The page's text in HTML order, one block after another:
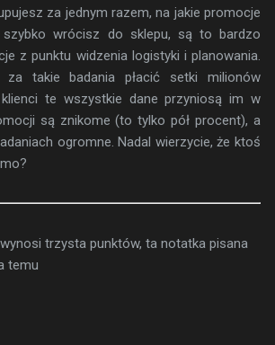
za jednym razem, na jakie promocje
szybko wrócisz do sklepu, są to bardzo
z punktu widzenia logistyki i planowania.
za takie badania płacić setki milionów
te wszystkie dane przyniosą im w
są znikome (to tylko pół procent), a
ogromne. Nadal wierzycie, że ktoś
trzysta punktów, ta notatka pisana
temu